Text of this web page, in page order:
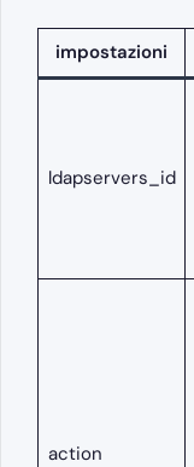
impostazioni
ldapservers_id
action